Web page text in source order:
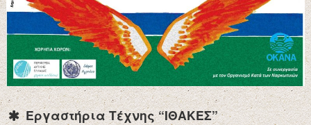
Εργαστήρια Τέχνης “ΙΘΑΚΕΣ”